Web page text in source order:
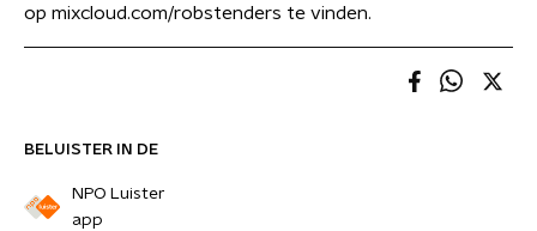
BELUISTER IN DE
NPO Luister
app
op mixcloud.com/robstenders te vinden.